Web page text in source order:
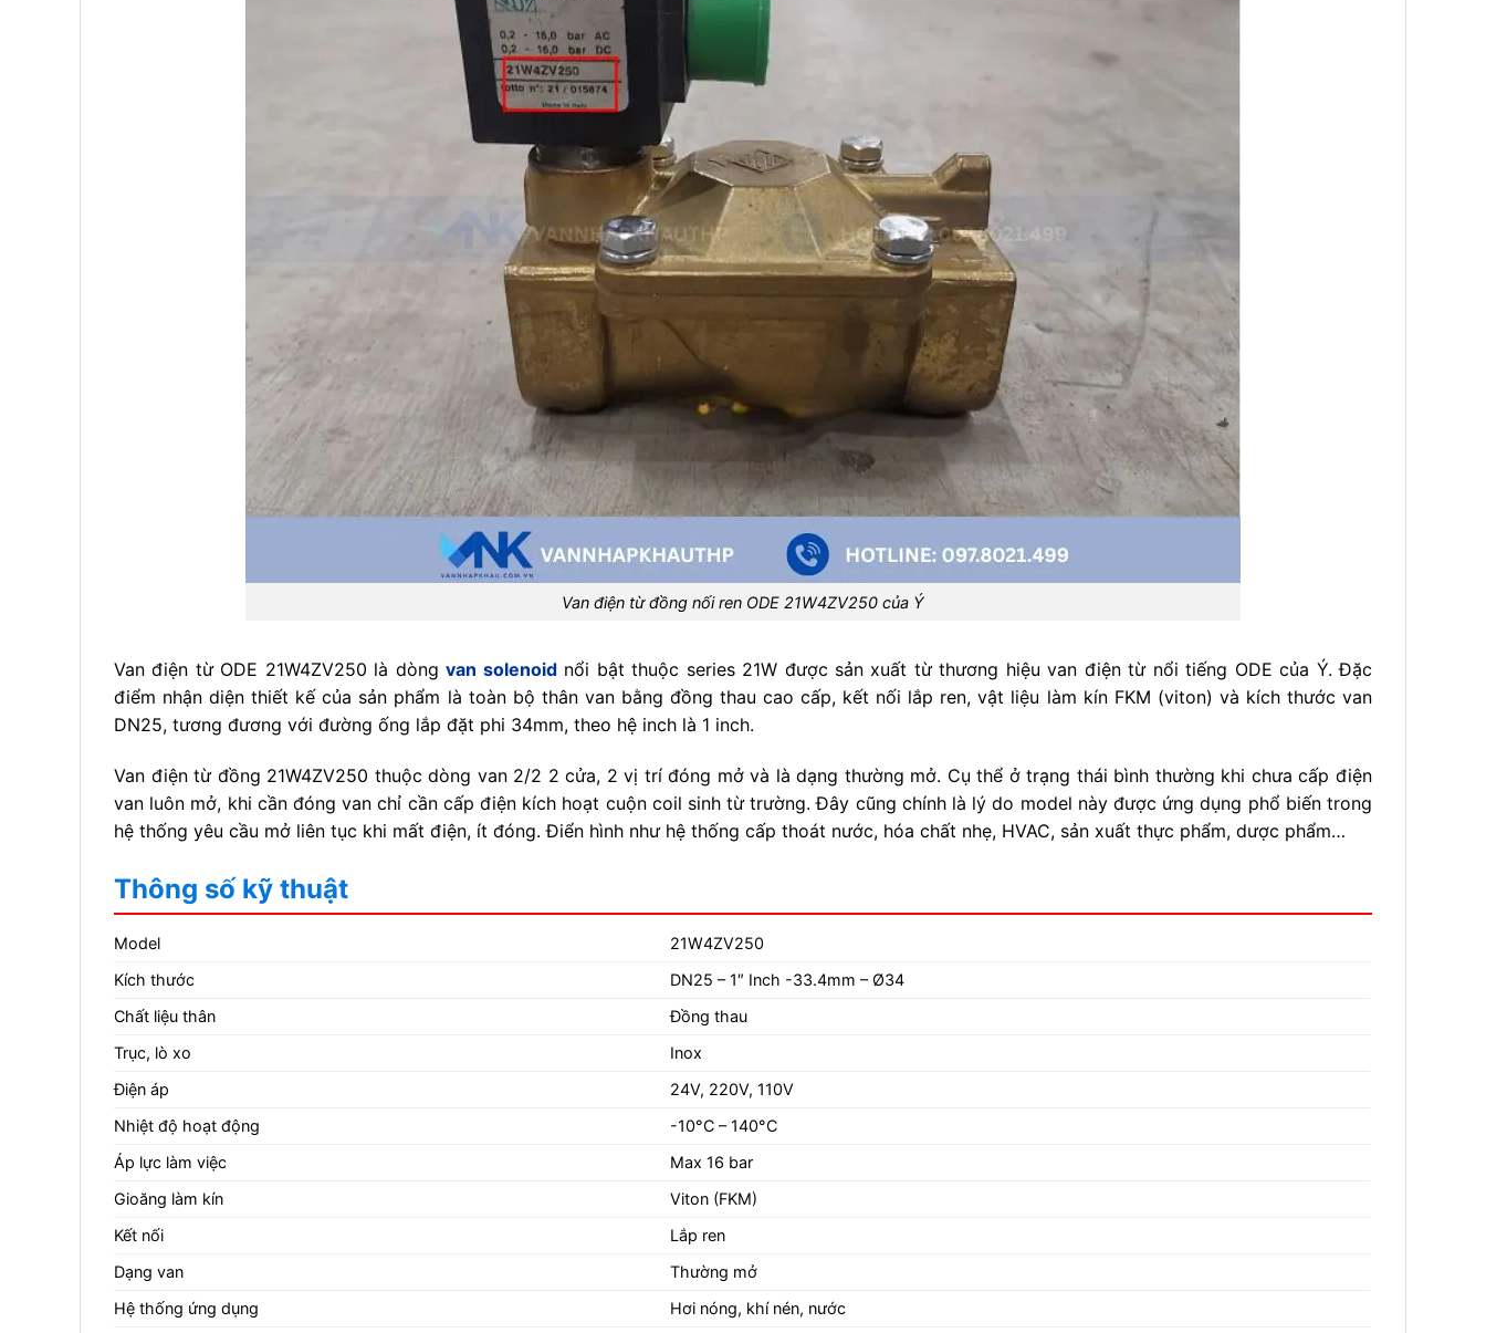
Van điện từ đồng nối ren ODE 21W4ZV250 của Ý
Van điện từ ODE 21W4ZV250 là dòngvan solenoidnổi bật thuộc series 21W được sản xuất từ thương hiệu van điện từ nổi tiếng ODE của Ý. Đặc
điểm nhận diện thiết kế của sản phẩm là toàn bộ thân van bằng đồng thau cao cấp, kết nối lắp ren, vật liệu làm kín FKM (viton) và kích thước van
DN25, tương đương với đường ống lắp đặt phi 34mm, theo hệ inch là 1 inch.
Van điện từ đồng 21W4ZV250 thuộc dòng van 2/2 2 cửa, 2 vị trí đóng mở và là dạng thường mở. Cụ thể ở trạng thái bình thường khi chưa cấp điện
van luôn mở, khi cần đóng van chỉ cần cấp điện kích hoạt cuộn coil sinh từ trường. Đây cũng chính là lý do model này được ứng dụng phổ biến trong
hệ thống yêu cầu mở liên tục khi mất điện, ít đóng. Điển hình như hệ thống cấp thoát nước, hóa chất nhẹ, HVAC, sản xuất thực phẩm, dược phẩm…
Thông số kỹ thuật
Model
21W4ZV250
Kích thước
DN25 – 1″ Inch -33.4mm – Ø34
Chất liệu thân
Đồng thau
Trục, lò xo
Inox
Điện áp
24V, 220V, 110V
Nhiệt độ hoạt động
-10°C – 140°C
Áp lực làm việc
Max 16 bar
Gioăng làm kín
Viton (FKM)
Kết nối
Lắp ren
Dạng van
Thường mở
Hệ thống ứng dụng
Hơi nóng, khí nén, nước